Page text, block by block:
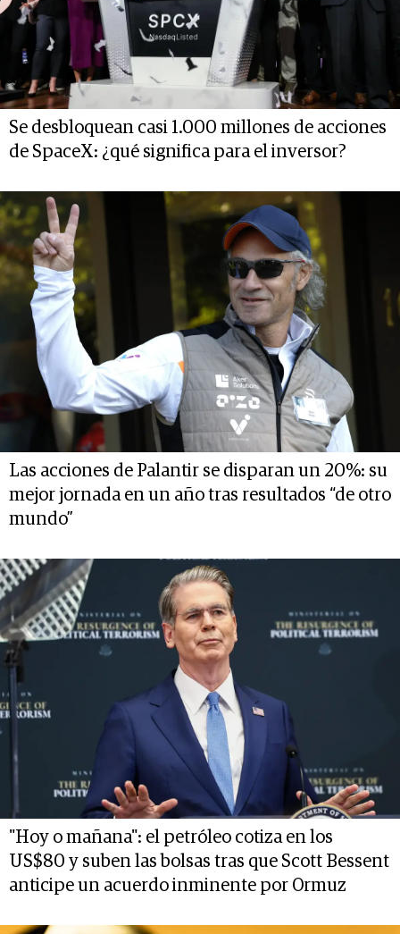
Se desbloquean casi 1.000 millones de acciones
de SpaceX: ¿qué significa para el inversor?
Las acciones de Palantir se disparan un 20%: su
mejor jornada en un año tras resultados “de otro
mundo”
"Hoy o mañana": el petróleo cotiza en los
US$80 y suben las bolsas tras que Scott Bessent
anticipe un acuerdo inminente por Ormuz